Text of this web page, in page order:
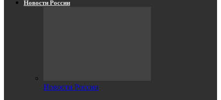
Новости России
Новости России